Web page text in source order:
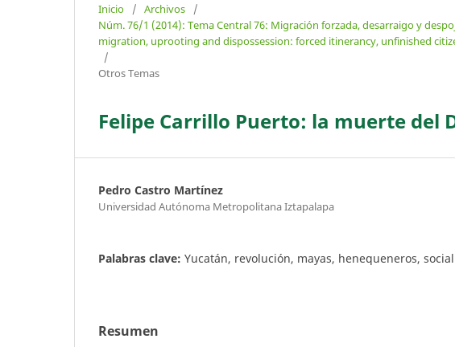
Inicio / Archivos
/
Núm. 76/1 (2014): Tema Central 76: Migración forzada, desarraigo y
migration, uprooting and dispossession: forced itinerancy, unfinished
/
Otros Temas
Felipe Carrillo Puerto: la muerte del
Pedro Castro Martínez
Universidad Autónoma Metropolitana Iztapalapa
Palabras clave: Yucatán, revolución, mayas, henequeneros,
Resumen